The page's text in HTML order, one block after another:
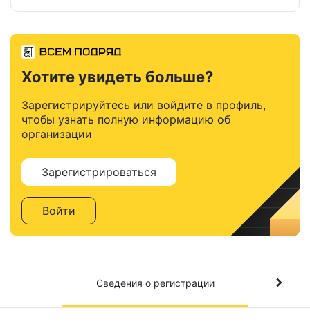
Хотите увидеть больше?
Зарегистрируйтесь или войдите в профиль,
чтобы узнать полную информацию об
организации
Зарегистрироваться
Войти
Сведения о регистрации